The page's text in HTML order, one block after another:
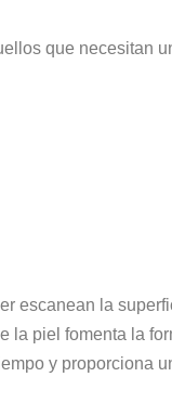
que necesitan
escanean la
la piel fomenta la
y proporciona